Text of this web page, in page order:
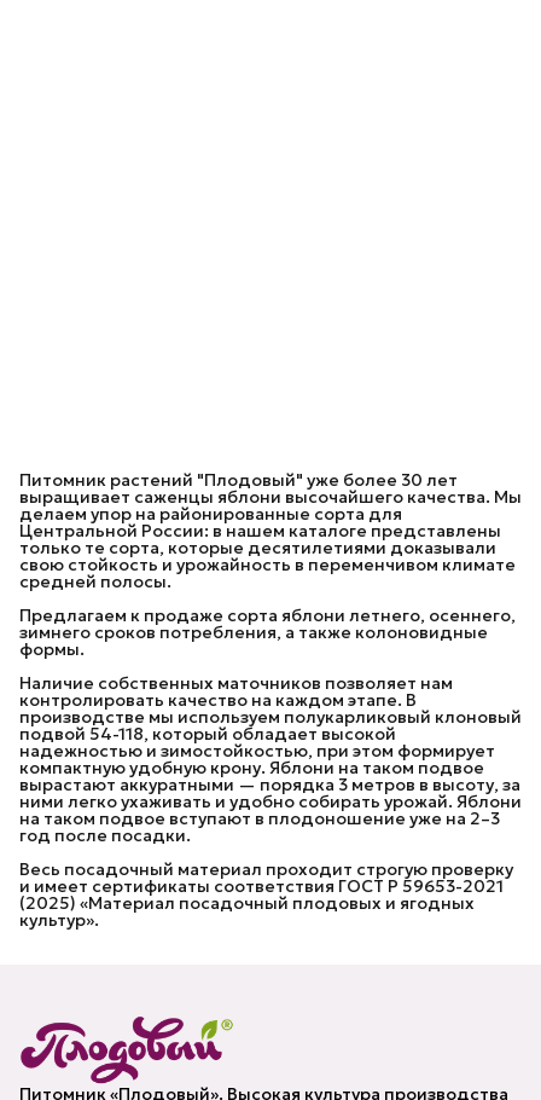
Питомник растений "Плодовый" уже более 30 лет
выращивает саженцы яблони высочайшего качества. Мы
делаем упор на районированные сорта для
Центральной России: в нашем каталоге представлены
только те сорта, которые десятилетиями доказывали
свою стойкость и урожайность в переменчивом климате
средней полосы.
Предлагаем к продаже сорта яблони летнего, осеннего,
зимнего сроков потребления, а также колоновидные
формы.
Наличие собственных маточников позволяет нам
контролировать качество на каждом этапе. В
производстве мы используем полукарликовый клоновый
подвой 54-118, который обладает высокой
надежностью и зимостойкостью, при этом формирует
компактную удобную крону. Яблони на таком подвое
вырастают аккуратными — порядка 3 метров в высоту, за
ними легко ухаживать и удобно собирать урожай. Яблони
на таком подвое вступают в плодоношение уже на 2–3
год после посадки.
Весь посадочный материал проходит строгую проверку
и имеет сертификаты соответствия ГОСТ Р 59653-2021
(2025) «Материал посадочный плодовых и ягодных
культур».
Питомник «Плодовый». Высокая культура производства